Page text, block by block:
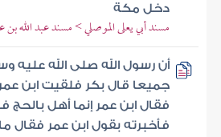
دخل مكة
مسند أبي يعلى الموصلي > مسند عبد الله بن
أن رسول الله صلى الله عليه
جميعا قال بكر فلقيت ابن
فقال ابن عمر إنما أهل
فأخبرته بقول ابن عمر فقال ما